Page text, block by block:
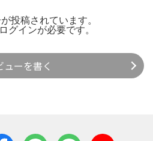
投稿されています。
ログインが必要です。
ューを書く